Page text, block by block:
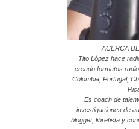
ACERCA
Tito López hace
creado formatos
Colombia, Portugal,
Es coach de
investigaciones de
blogger, libretista y